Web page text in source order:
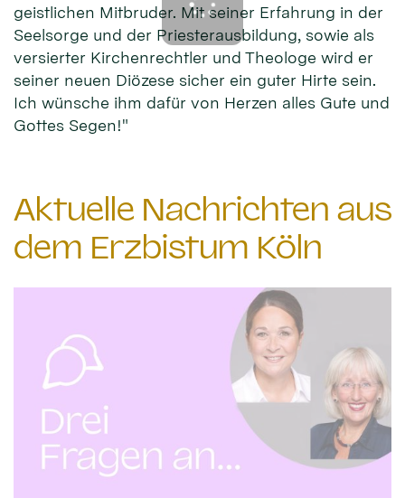
geistlichen Mitbruder. Mit seiner Erfahrung in der
Seelsorge und der Priesterausbildung, sowie als
versierter Kirchenrechtler und Theologe wird er
seiner neuen Diözese sicher ein guter Hirte sein.
Ich wünsche ihm dafür von Herzen alles Gute und
Gottes Segen!"
Aktuelle Nachrichten aus
dem Erzbistum Köln